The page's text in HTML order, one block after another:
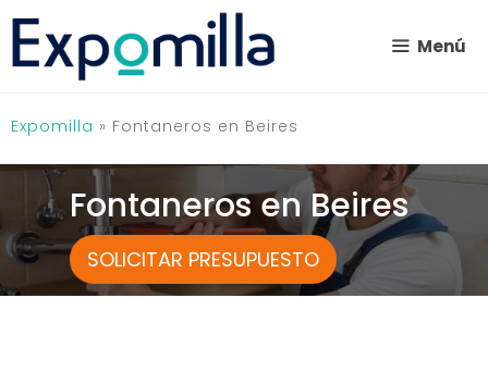
Saltar
contenido
Menú
Expomilla » Fontaneros en Beires
Fontaneros en Beires
SOLICITAR PRESUPUESTO